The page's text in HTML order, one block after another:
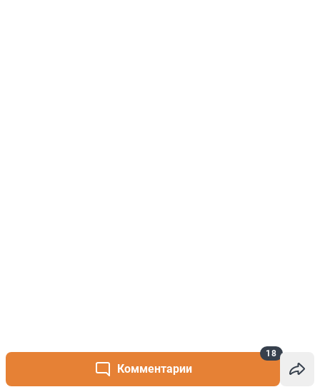
Комментарии
18